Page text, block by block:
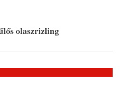
olaszrizling